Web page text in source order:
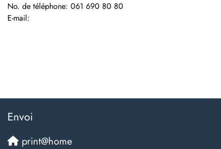
No. de téléphone: 061 690 80 80
E-mail:
Envoi
print@home